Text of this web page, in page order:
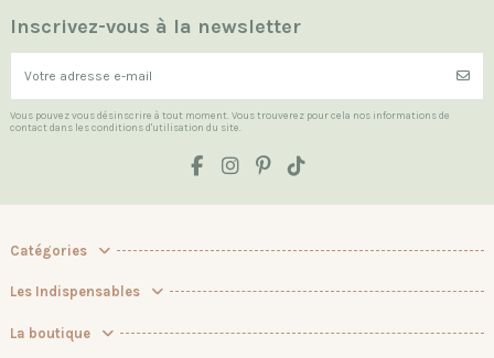
Inscrivez-vous à la newsletter
Vous pouvez vous désinscrire à tout moment. Vous trouverez pour cela nos informations de
contact dans les conditions d'utilisation du site.
Catégories
Les Indispensables
La boutique